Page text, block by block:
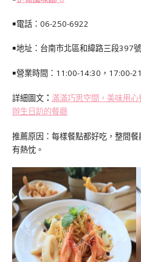
￭電話：06-250-6922
￭地址：台南市北區和緯路三段397號
￭營業時間：11:00-14:30，17:00-
詳細圖文 ： 滿滿巧思空間，美味用
辦生日趴的餐廳
推薦原因：每樣餐點都好吃，整間
有熱忱。